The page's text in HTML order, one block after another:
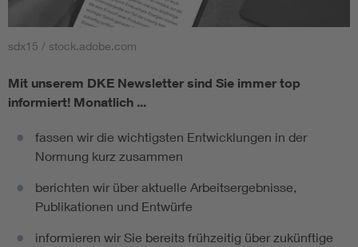
sdx15 / stock.adobe.com
Mit unserem DKE Newsletter sind Sie immer top
informiert! Monatlich ...
fassen wir die wichtigsten Entwicklungen in der
Normung kurz zusammen
berichten wir über aktuelle Arbeitsergebnisse,
Publikationen und Entwürfe
informieren wir Sie bereits frühzeitig über zukünftige